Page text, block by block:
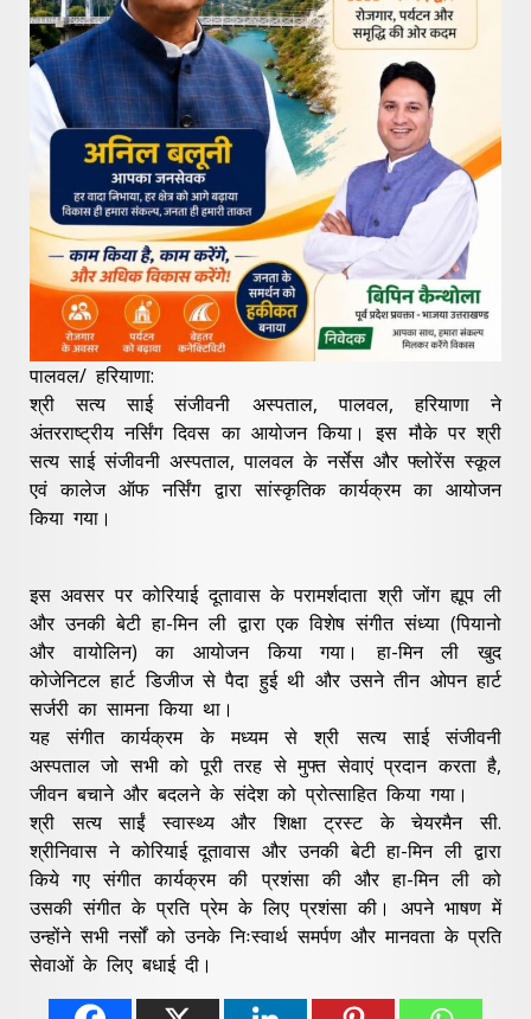
पालवल/ हरियाणा:
श्री सत्य साई संजीवनी अस्पताल, पालवल, हरियाणा ने
अंतरराष्ट्रीय नर्सिंग दिवस का आयोजन किया। इस मौके पर श्री
सत्य साई संजीवनी अस्पताल, पालवल के नर्सेस और फ्लोरेंस स्कूल
एवं कालेज ऑफ नर्सिंग द्वारा सांस्कृतिक कार्यक्रम का आयोजन
किया गया।
इस अवसर पर कोरियाई दूतावास के परामर्शदाता श्री जोंग ह्यूप ली
और उनकी बेटी हा-मिन ली द्वारा एक विशेष संगीत संध्या (पियानो
और वायोलिन) का आयोजन किया गया। हा-मिन ली खुद
कोजेनिटल हार्ट डिजीज से पैदा हुई थी और उसने तीन ओपन हार्ट
सर्जरी का सामना किया था।
यह संगीत कार्यक्रम के मध्यम से श्री सत्य साई संजीवनी
अस्पताल जो सभी को पूरी तरह से मुफ्त सेवाएं प्रदान करता है,
जीवन बचाने और बदलने के संदेश को प्रोत्साहित किया गया।
श्री सत्य साईं स्वास्थ्य और शिक्षा ट्रस्ट के चेयरमैन सी.
श्रीनिवास ने कोरियाई दूतावास और उनकी बेटी हा-मिन ली द्वारा
किये गए संगीत कार्यक्रम की प्रशंसा की और हा-मिन ली को
उसकी संगीत के प्रति प्रेम के लिए प्रशंसा की। अपने भाषण में
उन्होंने सभी नर्सों को उनके निःस्वार्थ समर्पण और मानवता के प्रति
सेवाओं के लिए बधाई दी।